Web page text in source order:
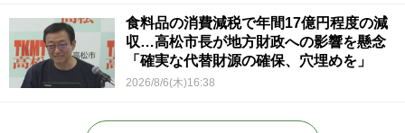
食料品の消費減税で年間17億円程度の減
収…高松市長が地方財政への影響を懸念
「確実な代替財源の確保、穴埋めを」
2026/8/6(木)16:38